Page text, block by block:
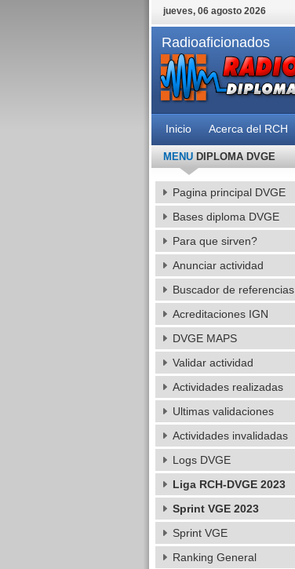
jueves, 06 agosto 2026
Radioaficionados
Inicio Acerca del RCH
MENUDIPLOMA DVGE
Pagina principal DVGE
Bases diploma DVGE
Para que sirven?
Anunciar actividad
Buscador de referencias
Acreditaciones IGN
DVGE MAPS
Validar actividad
Actividades realizadas
Ultimas validaciones
Actividades invalidadas
Logs DVGE
Liga RCH-DVGE 2023
Sprint VGE 2023
Sprint VGE
Ranking General